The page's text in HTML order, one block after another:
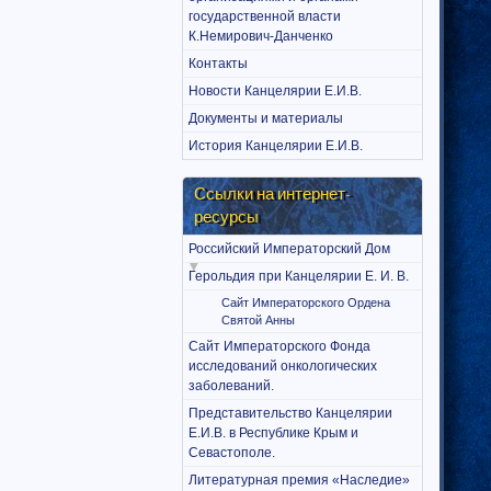
государственной власти
К.Немирович-Данченко
Контакты
Новости Канцелярии Е.И.В.
Документы и материалы
История Канцелярии Е.И.В.
Ссылки на интернет-
ресурсы
Российский Императорский Дом
Герольдия при Канцелярии Е. И. В.
Сайт Императорского Ордена
Святой Анны
Сайт Императорского Фонда
исследований онкологических
заболеваний.
Представительство Канцелярии
Е.И.В. в Республике Крым и
Севастополе.
Литературная премия «Наследие»